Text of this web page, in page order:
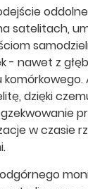
satelitach,
- nawet z
komórkowego.
dzięki
w czasie